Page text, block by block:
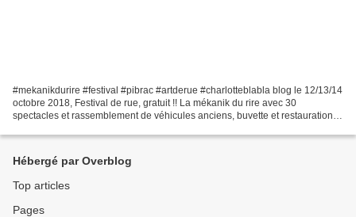
#mekanikdurire #festival #pibrac #artderue #charlotteblabla blog le 12/13/14
octobre 2018, Festival de rue, gratuit !! La mékanik du rire avec 30
spectacles et rassemblement de véhicules anciens, buvette et restauration
Hébergé par Overblog
Top articles
Pages